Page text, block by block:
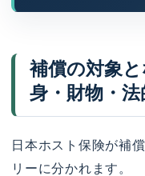
補償の対象
身・財物・法
日本ホスト保険が補
リーに分かれます。